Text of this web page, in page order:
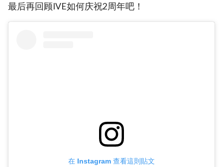
最后再回顾IVE如何庆祝2周年吧！
在 Instagram 查看這則貼文